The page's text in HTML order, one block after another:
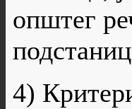
општег
4)